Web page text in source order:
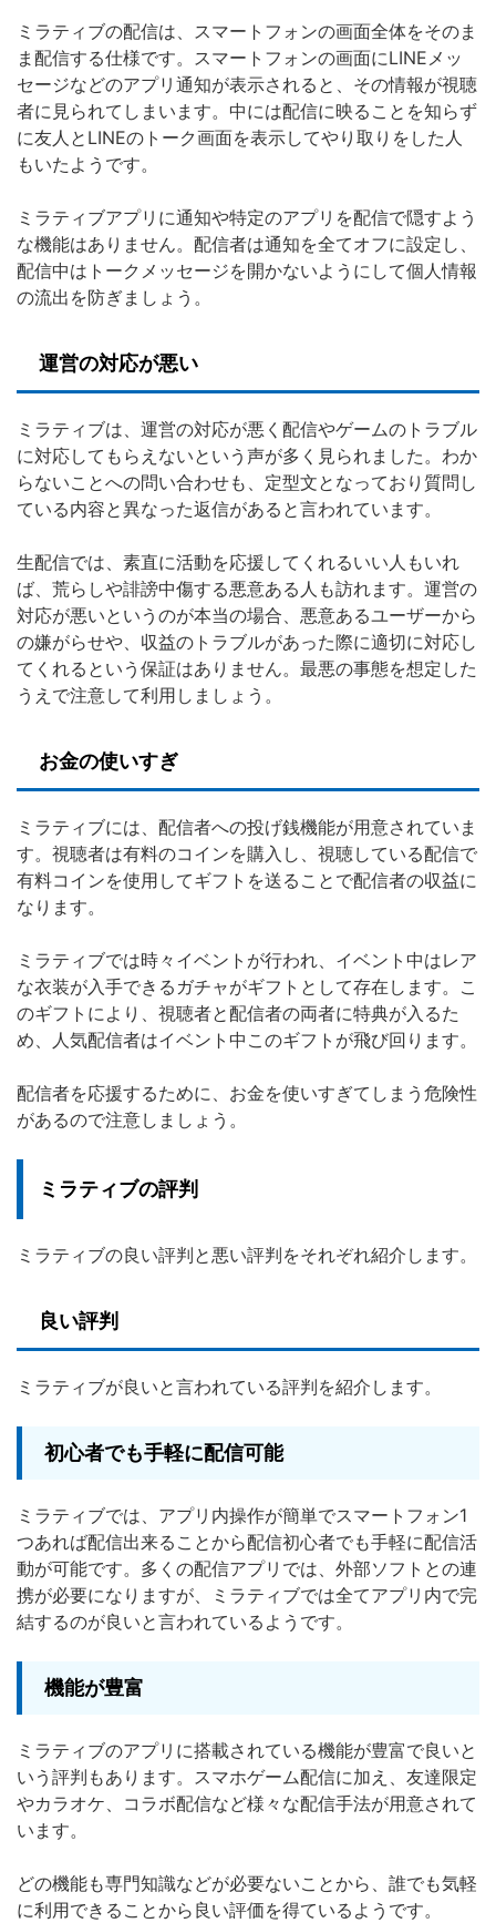
ミラティブの配信は、スマートフォンの画面全体をそのま
ま配信する仕様です。スマートフォンの画面にLINEメッ
セージなどのアプリ通知が表示されると、その情報が視聴
者に見られてしまいます。中には配信に映ることを知らず
に友人とLINEのトーク画面を表示してやり取りをした人
もいたようです。
ミラティブアプリに通知や特定のアプリを配信で隠すよう
な機能はありません。配信者は通知を全てオフに設定し、
配信中はトークメッセージを開かないようにして個人情報
の流出を防ぎましょう。
運営の対応が悪い
ミラティブは、運営の対応が悪く配信やゲームのトラブル
に対応してもらえないという声が多く見られました。わか
らないことへの問い合わせも、定型文となっており質問し
ている内容と異なった返信があると言われています。
生配信では、素直に活動を応援してくれるいい人もいれ
ば、荒らしや誹謗中傷する悪意ある人も訪れます。運営の
対応が悪いというのが本当の場合、悪意あるユーザーから
の嫌がらせや、収益のトラブルがあった際に適切に対応し
てくれるという保証はありません。最悪の事態を想定した
うえで注意して利用しましょう。
お金の使いすぎ
ミラティブには、配信者への投げ銭機能が用意されていま
す。視聴者は有料のコインを購入し、視聴している配信で
有料コインを使用してギフトを送ることで配信者の収益に
なります。
ミラティブでは時々イベントが行われ、イベント中はレア
な衣装が入手できるガチャがギフトとして存在します。こ
のギフトにより、視聴者と配信者の両者に特典が入るた
め、人気配信者はイベント中このギフトが飛び回ります。
配信者を応援するために、お金を使いすぎてしまう危険性
があるので注意しましょう。
ミラティブの評判
ミラティブの良い評判と悪い評判をそれぞれ紹介します。
良い評判
ミラティブが良いと言われている評判を紹介します。
初心者でも手軽に配信可能
ミラティブでは、アプリ内操作が簡単でスマートフォン1
つあれば配信出来ることから配信初心者でも手軽に配信活
動が可能です。多くの配信アプリでは、外部ソフトとの連
携が必要になりますが、ミラティブでは全てアプリ内で完
結するのが良いと言われているようです。
機能が豊富
ミラティブのアプリに搭載されている機能が豊富で良いと
いう評判もあります。スマホゲーム配信に加え、友達限定
やカラオケ、コラボ配信など様々な配信手法が用意されて
います。
どの機能も専門知識などが必要ないことから、誰でも気軽
に利用できることから良い評価を得ているようです。